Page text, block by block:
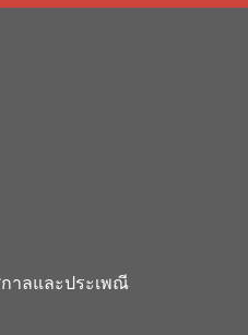
กาลและประเพณี